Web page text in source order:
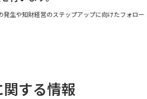
発生や知財経営のステップアップに向けたフォロー
する情報